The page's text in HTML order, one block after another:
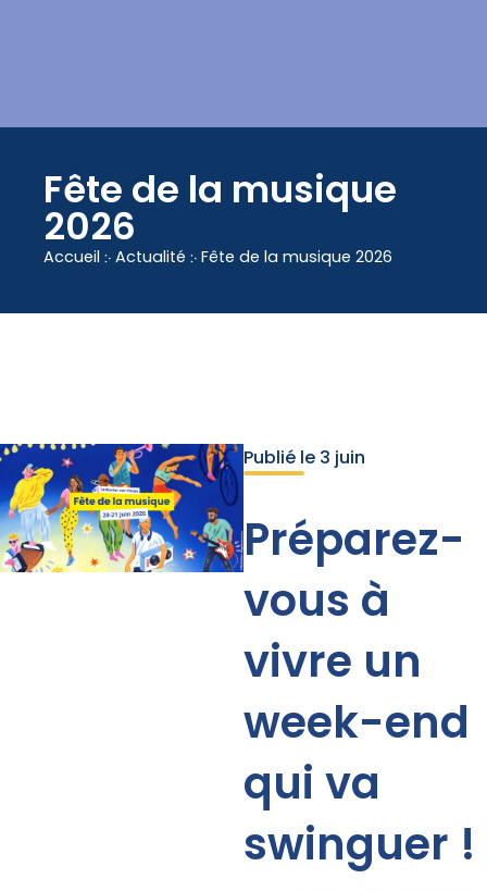
Fête de la musique
2026
Accueil ჻ Actualité ჻ Fête de la musique 2026
Publié le 3 juin
Préparez-
vous à
vivre un
week-end
qui va
swinguer !